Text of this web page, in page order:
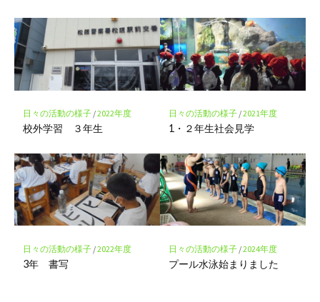
日々の活動の様子/2022年度
校外学習 ３年生
日々の活動の様子/2021年度
1・２年生社会見学
日々の活動の様子/2022年度
3年 書写
日々の活動の様子/2024年度
プール水泳始まりました